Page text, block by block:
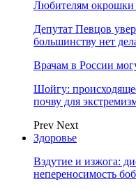
Любителям окрошки
Депутат Певцов
большинству нет
Врачам в России
Шойгу:
почву для
Prev Next
Здоровье
Вздутие и изжога:
непереносимость